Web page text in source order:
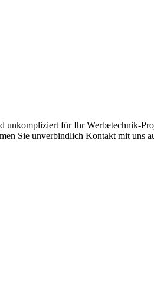
unkompliziert für Ihr Werbetechnik-
Sie unverbindlich Kontakt mit uns